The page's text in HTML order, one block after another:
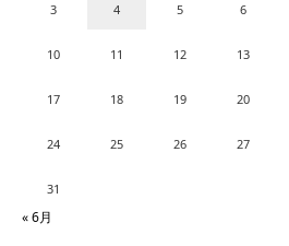
3 4 5 6
10 11 12 13
17 18 19 20
24 25 26 27
31
« 6月